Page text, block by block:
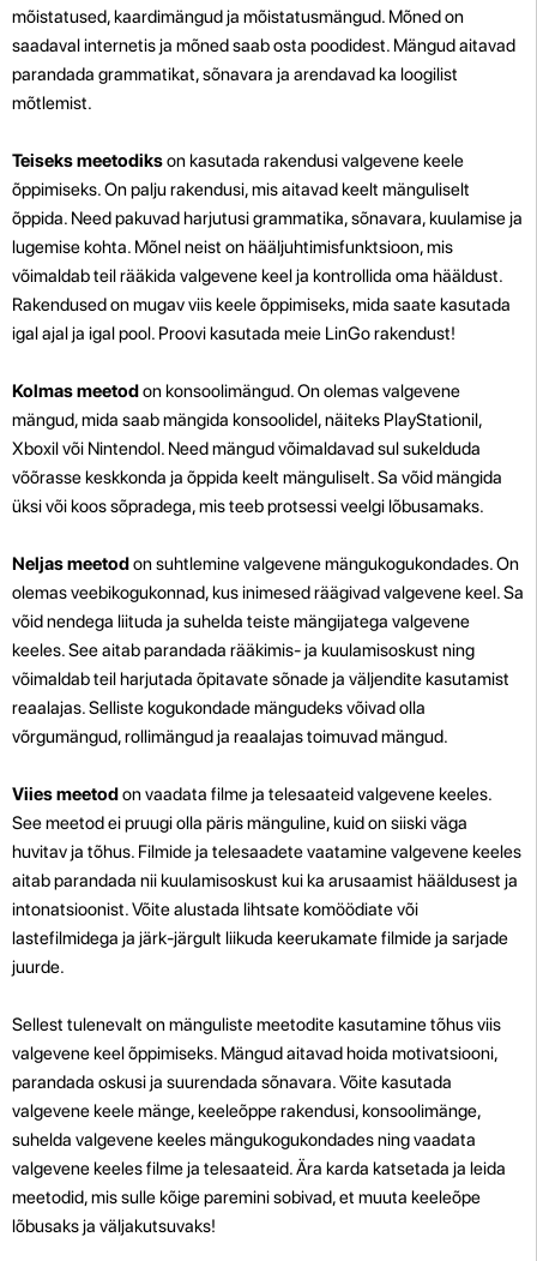
mõistatused, kaardimängud ja mõistatusmängud. Mõned on
saadaval internetis ja mõned saab osta poodidest. Mängud aitavad
parandada grammatikat, sõnavara ja arendavad ka loogilist
mõtlemist.
Teiseks meetodikson kasutada rakendusi valgevene keele
õppimiseks. On palju rakendusi, mis aitavad keelt mänguliselt
õppida. Need pakuvad harjutusi grammatika, sõnavara, kuulamise ja
lugemise kohta. Mõnel neist on hääljuhtimisfunktsioon, mis
võimaldab teil rääkida valgevene keel ja kontrollida oma hääldust.
Rakendused on mugav viis keele õppimiseks, mida saate kasutada
igal ajal ja igal pool. Proovi kasutada meie LinGo rakendust!
Kolmas meetodon konsoolimängud. On olemas valgevene
mängud, mida saab mängida konsoolidel, näiteks PlayStationil,
Xboxil või Nintendol. Need mängud võimaldavad sul sukelduda
võõrasse keskkonda ja õppida keelt mänguliselt. Sa võid mängida
üksi või koos sõpradega, mis teeb protsessi veelgi lõbusamaks.
Neljas meetodon suhtlemine valgevene mängukogukondades. On
olemas veebikogukonnad, kus inimesed räägivad valgevene keel. Sa
võid nendega liituda ja suhelda teiste mängijatega valgevene
keeles. See aitab parandada rääkimis- ja kuulamisoskust ning
võimaldab teil harjutada õpitavate sõnade ja väljendite kasutamist
reaalajas. Selliste kogukondade mängudeks võivad olla
võrgumängud, rollimängud ja reaalajas toimuvad mängud.
Viies meetodon vaadata filme ja telesaateid valgevene keeles.
See meetod ei pruugi olla päris mänguline, kuid on siiski väga
huvitav ja tõhus. Filmide ja telesaadete vaatamine valgevene keeles
aitab parandada nii kuulamisoskust kui ka arusaamist hääldusest ja
intonatsioonist. Võite alustada lihtsate komöödiate või
lastefilmidega ja järk-järgult liikuda keerukamate filmide ja sarjade
juurde.
Sellest tulenevalt on mänguliste meetodite kasutamine tõhus viis
valgevene keel õppimiseks. Mängud aitavad hoida motivatsiooni,
parandada oskusi ja suurendada sõnavara. Võite kasutada
valgevene keele mänge, keeleõppe rakendusi, konsoolimänge,
suhelda valgevene keeles mängukogukondades ning vaadata
valgevene keeles filme ja telesaateid. Ära karda katsetada ja leida
meetodid, mis sulle kõige paremini sobivad, et muuta keeleõpe
lõbusaks ja väljakutsuvaks!